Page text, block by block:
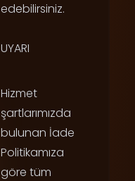
edebilirsiniz.
UYARI
Hizmet
şartlarımızda
bulunan İade
Politikamıza
göre tüm